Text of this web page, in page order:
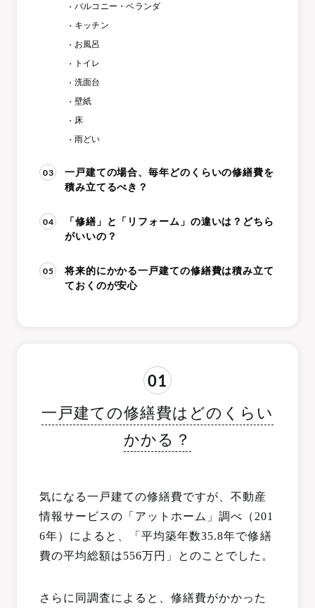
バルコニー・ベランダ
キッチン
お風呂
トイレ
洗面台
壁紙
床
雨どい
03
一戸建ての場合、毎年どのくらいの修繕費を
積み立てるべき？
04
「修繕」と「リフォーム」の違いは？どちら
がいいの？
05
将来的にかかる一戸建ての修繕費は積み立て
ておくのが安心
01
一戸建ての修繕費はどのくらい
かかる？
気になる一戸建ての修繕費ですが、不動産
情報サービスの「アットホーム」調べ（201
6年）によると、「平均築年数35.8年で修繕
費の平均総額は556万円」とのことでした。
さらに同調査によると、修繕費がかかった